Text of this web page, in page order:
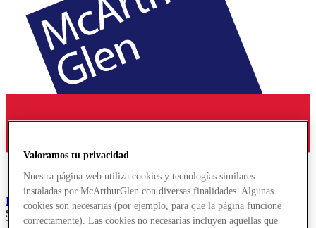
Roermond
Designer Outlet
Search input
Valoramos tu privacidad
Nuestra página web utiliza cookies y tecnologías similares
instaladas por McArthurGlen con diversas finalidades. Algunas
cookies son necesarias (por ejemplo, para que la página funcione
correctamente). Las cookies no necesarias incluyen aquellas que